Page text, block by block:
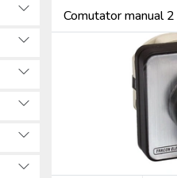
Comutator manual